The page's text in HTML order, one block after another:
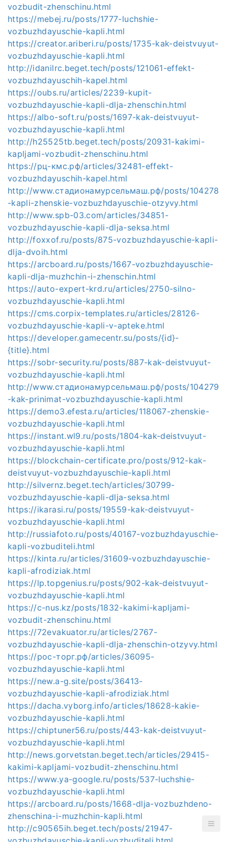
vozbudit-zhenschinu.html
https://mebej.ru/posts/1777-luchshie-
vozbuzhdayuschie-kapli.html
https://creator.ariberi.ru/posts/1735-kak-deistvuyut-
vozbuzhdayuschie-kapli.html
http://idanilrc.beget.tech/posts/121061-effekt-
vozbuzhdayuschih-kapel.html
https://oubs.ru/articles/2239-kupit-
vozbuzhdayuschie-kapli-dlja-zhenschin.html
https://albo-soft.ru/posts/1697-kak-deistvuyut-
vozbuzhdayuschie-kapli.html
http://h25525tb.beget.tech/posts/20931-kakimi-
kapljami-vozbudit-zhenschinu.html
https://рц-кмс.рф/articles/32481-effekt-
vozbuzhdayuschih-kapel.html
http://www.стадионамурсельмаш.рф/posts/104278
-kapli-zhenskie-vozbuzhdayuschie-otzyvy.html
http://www.spb-03.com/articles/34851-
vozbuzhdayuschie-kapli-dlja-seksa.html
http://foxxof.ru/posts/875-vozbuzhdayuschie-kapli-
dlja-dvoih.html
https://arcboard.ru/posts/1667-vozbuzhdayuschie-
kapli-dlja-muzhchin-i-zhenschin.html
https://auto-expert-krd.ru/articles/2750-silno-
vozbuzhdayuschie-kapli.html
https://cms.corpix-templates.ru/articles/28126-
vozbuzhdayuschie-kapli-v-apteke.html
https://developer.gamecentr.su/posts/{id}-
{title}.html
https://sobr-security.ru/posts/887-kak-deistvuyut-
vozbuzhdayuschie-kapli.html
http://www.стадионамурсельмаш.рф/posts/104279
-kak-prinimat-vozbuzhdayuschie-kapli.html
https://demo3.efesta.ru/articles/118067-zhenskie-
vozbuzhdayuschie-kapli.html
https://instant.wl9.ru/posts/1804-kak-deistvuyut-
vozbuzhdayuschie-kapli.html
https://blockchain-certificate.pro/posts/912-kak-
deistvuyut-vozbuzhdayuschie-kapli.html
http://silvernz.beget.tech/articles/30799-
vozbuzhdayuschie-kapli-dlja-seksa.html
https://ikarasi.ru/posts/19559-kak-deistvuyut-
vozbuzhdayuschie-kapli.html
http://russiafoto.ru/posts/40167-vozbuzhdayuschie-
kapli-vozbuditeli.html
https://kinta.ru/articles/31609-vozbuzhdayuschie-
kapli-afrodiziak.html
https://lp.topgenius.ru/posts/902-kak-deistvuyut-
vozbuzhdayuschie-kapli.html
https://c-nus.kz/posts/1832-kakimi-kapljami-
vozbudit-zhenschinu.html
https://72evakuator.ru/articles/2767-
vozbuzhdayuschie-kapli-dlja-zhenschin-otzyvy.html
https://рос-торг.рф/articles/36095-
vozbuzhdayuschie-kapli.html
https://new.a-g.site/posts/36413-
vozbuzhdayuschie-kapli-afrodiziak.html
https://dacha.vyborg.info/articles/18628-kakie-
vozbuzhdayuschie-kapli.html
https://chiptuner56.ru/posts/443-kak-deistvuyut-
vozbuzhdayuschie-kapli.html
http://news.gorvetstan.beget.tech/articles/29415-
kakimi-kapljami-vozbudit-zhenschinu.html
https://www.ya-google.ru/posts/537-luchshie-
vozbuzhdayuschie-kapli.html
https://arcboard.ru/posts/1668-dlja-vozbuzhdeno-
zhenschina-i-muzhchin-kapli.html
http://c90565ih.beget.tech/posts/21947-